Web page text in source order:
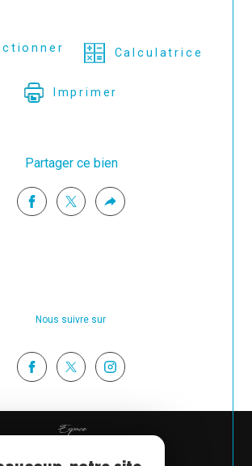
Calculatrice
Imprimer
Partager ce bien
Nous suivre sur
Espace